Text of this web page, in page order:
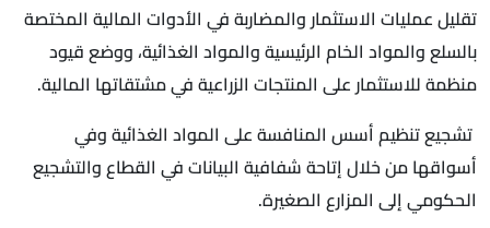
تقليل عمليات الاستثمار والمضاربة في الأدوات المالية المختصة
بالسلع والمواد الخام الرئيسية والمواد الغذائية، ووضع قيود
منظمة للاستثمار على المنتجات الزراعية في مشتقاتها المالية.
تشجيع تنظيم أسس المنافسة على المواد الغذائية وفي
أسواقها من خلال إتاحة شفافية البيانات في القطاع والتشجيع
الحكومي إلى المزارع الصغيرة.